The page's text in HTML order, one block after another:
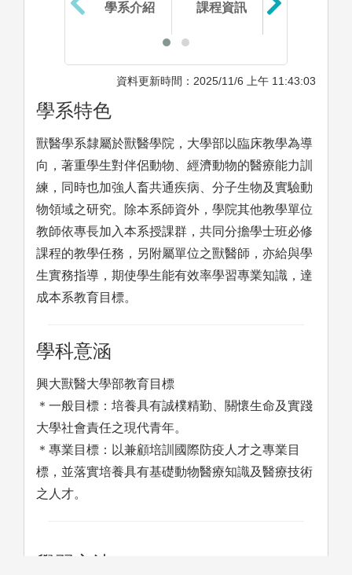
學系介紹 課程資訊
資料更新時間：2025/11/6 上午 11:43:03
學系特色
獸醫學系隸屬於獸醫學院，大學部以臨床教學為導
向，著重學生對伴侶動物、經濟動物的醫療能力訓
練，同時也加強人畜共通疾病、分子生物及實驗動
物領域之研究。除本系師資外，學院其他教學單位
教師依專長加入本系授課群，共同分擔學士班必修
課程的教學任務，另附屬單位之獸醫師，亦給與學
生實務指導，期使學生能有效率學習專業知識，達
成本系教育目標。
學科意涵
興大獸醫大學部教育目標
＊一般目標：培養具有誠樸精勤、關懷生命及實踐
大學社會責任之現代青年。
＊專業目標：以兼顧培訓國際防疫人才之專業目
標，並落實培養具有基礎動物醫療知識及醫療技術
之人才。
學習方法